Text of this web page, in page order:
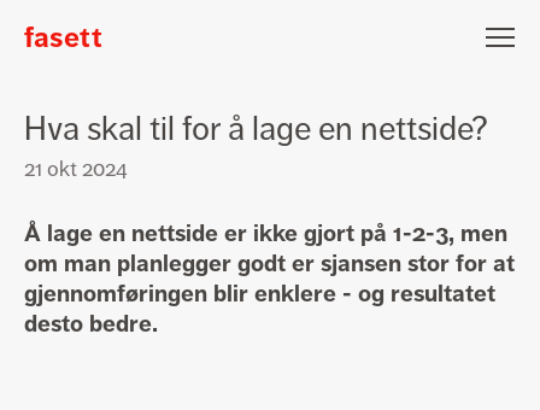
fasett
Hva skal til for å lage en nettside?
21 okt 2024
Å lage en nettside er ikke gjort på 1-2-3, men
om man planlegger godt er sjansen stor for at
gjennomføringen blir enklere - og resultatet
desto bedre.
Nyhetsbrev påmelding
Epost
Fornavn Etternavn
Jeg vil gjerne motta nyheter fra Fasett